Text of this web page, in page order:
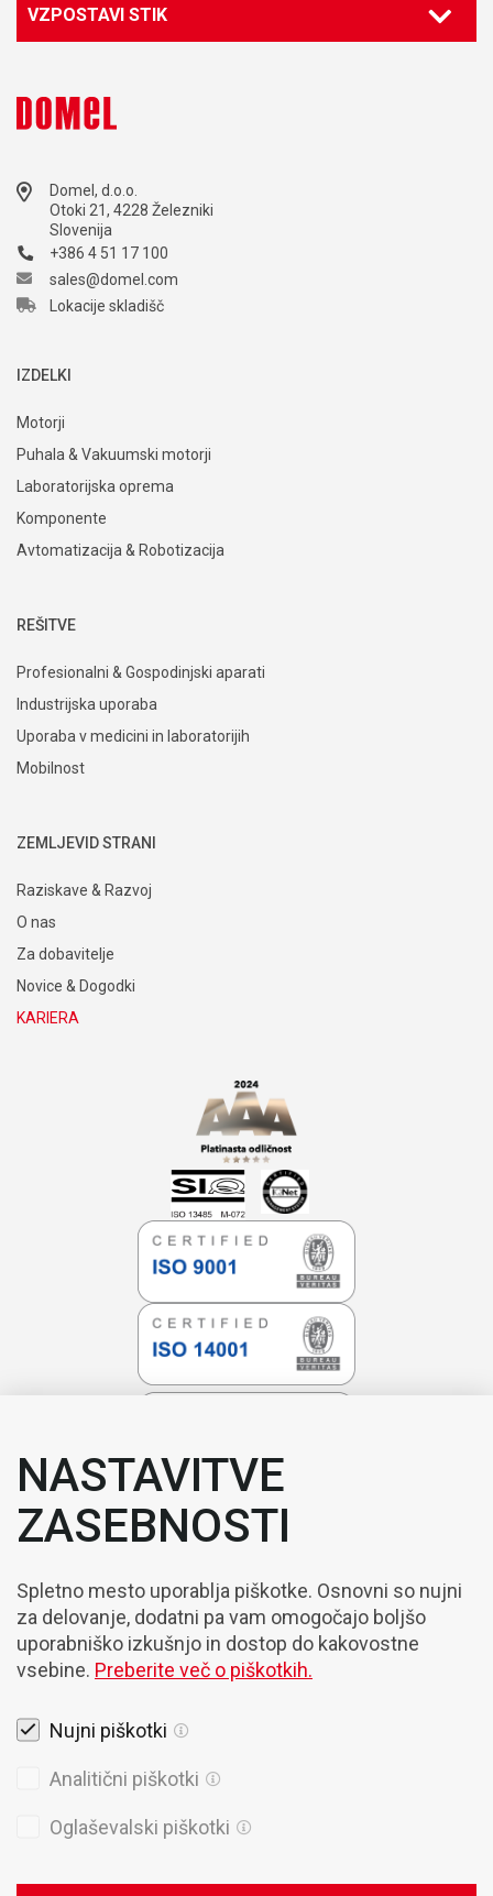
VZPOSTAVI STIK
Domel, d.o.o.
Otoki 21, 4228 Železniki
Slovenija
+386 4 51 17 100
sales@domel.com
Lokacije skladišč
IZDELKI
Motorji
Puhala & Vakuumski motorji
Laboratorijska oprema
Komponente
Avtomatizacija & Robotizacija
REŠITVE
Profesionalni & Gospodinjski aparati
Industrijska uporaba
Uporaba v medicini in laboratorijih
Mobilnost
ZEMLJEVID STRANI
Raziskave & Razvoj
O nas
Za dobavitelje
Novice & Dogodki
KARIERA
NASTAVITVE
ZASEBNOSTI
Spletno mesto uporablja piškotke. Osnovni so nujni
za delovanje, dodatni pa vam omogočajo boljšo
uporabniško izkušnjo in dostop do kakovostne
vsebine. Preberite več o piškotkih.
Nujni piškotki
Analitični piškotki
Oglaševalski piškotki